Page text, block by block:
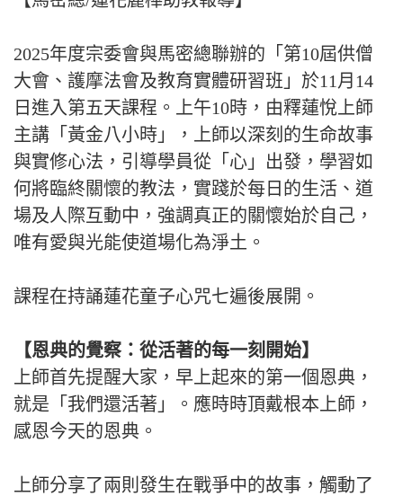
2025年度宗委會與馬密總聯辦的「第10屆供僧
大會、護摩法會及教育實體研習班」於11月14
日進入第五天課程。上午10時，由釋蓮悅上師
主講「黃金八小時」，上師以深刻的生命故事
與實修心法，引導學員從「心」出發，學習如
何將臨終關懷的教法，實踐於每日的生活、道
場及人際互動中，強調真正的關懷始於自己，
唯有愛與光能使道場化為淨土。
課程在持誦蓮花童子心咒七遍後展開。
【恩典的覺察：從活著的每一刻開始】
上師首先提醒大家，早上起來的第一個恩典，
就是「我們還活著」。應時時頂戴根本上師，
感恩今天的恩典。
上師分享了兩則發生在戰爭中的故事，觸動了